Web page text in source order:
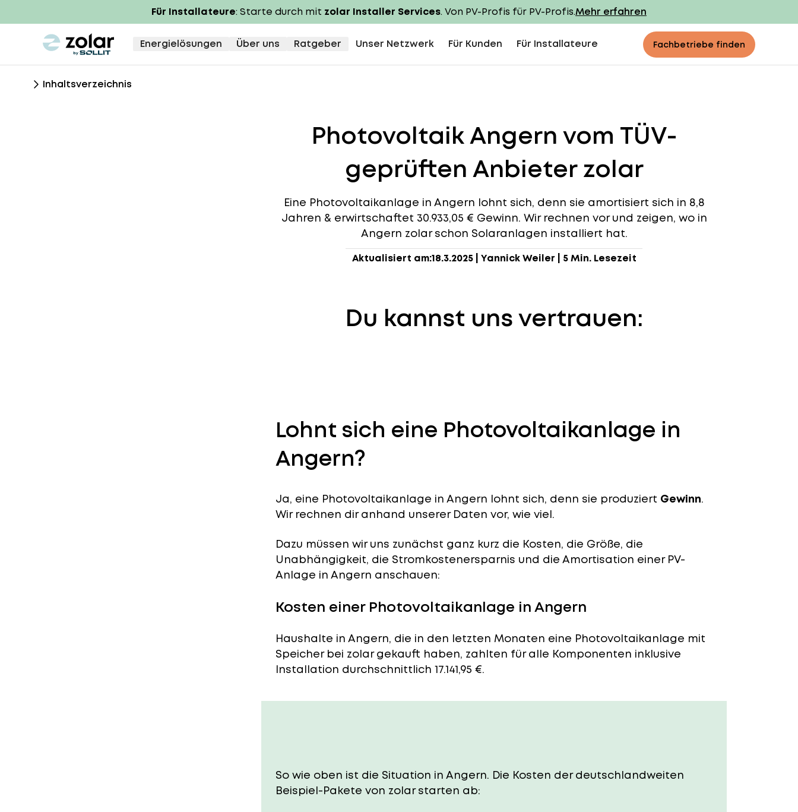
Für Installateure: Starte durch mit zolar Installer Services. Von PV-Profis für PV-Profis.Mehr erfahren
zolar logo Energielösungen Über uns Ratgeber Unser Netzwerk Für Kunden Für Installateure Fachbetriebe finden
Inhaltsverzeichnis
Photovoltaik Angern vom TÜV-
geprüften Anbieter zolar
Eine Photovoltaikanlage in Angern lohnt sich, denn sie amortisiert sich in 8,8
Jahren & erwirtschaftet 30.933,05 € Gewinn. Wir rechnen vor und zeigen, wo in
Angern zolar schon Solaranlagen installiert hat.
Aktualisiert am:18.3.2025| Yannick Weiler 5 Min. Lesezeit
Du kannst uns vertrauen:
Lohnt sich eine Photovoltaikanlage in
Angern?
Ja, eine Photovoltaikanlage in Angern lohnt sich, denn sie produziert Gewinn.
Wir rechnen dir anhand unserer Daten vor, wie viel.
Dazu müssen wir uns zunächst ganz kurz die Kosten, die Größe, die
Unabhängigkeit, die Stromkostenersparnis und die Amortisation einer PV-
Anlage in Angern anschauen:
Kosten einer Photovoltaikanlage in Angern
Haushalte in Angern, die in den letzten Monaten eine Photovoltaikanlage mit
Speicher bei zolar gekauft haben, zahlten für alle Komponenten inklusive
Installation durchschnittlich 17.141,95 €.
So wie oben ist die Situation in Angern. Die Kosten der deutschlandweiten
Beispiel-Pakete von zolar starten ab: